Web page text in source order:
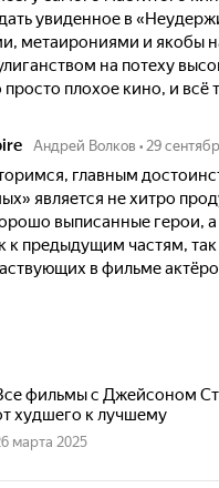
увиденное в
метаирониями и якобы
на потеху
плохое кино, и всё
Андрей Волков • 29
главным
является не хитро
выписанные герои,
к предыдущим частям, так
в фильме
фильмы с Джейсоном
худшего к лучшему
марта 2025